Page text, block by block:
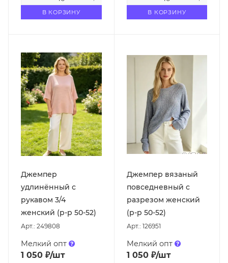
В КОРЗИНУ В КОРЗИНУ
Джемпер
удлинённый с
рукавом 3/4
женский (р-р 50-52)
Арт.: 249808
Мелкий опт
1 050 ₽/шт
Джемпер вязаный
повседневный с
разрезом женский
(р-р 50-52)
Арт.: 126951
Мелкий опт
1 050₽/шт